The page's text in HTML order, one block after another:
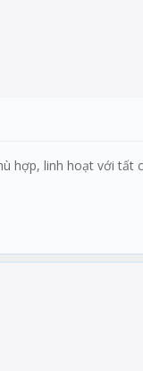
hợp, linh hoạt với tất